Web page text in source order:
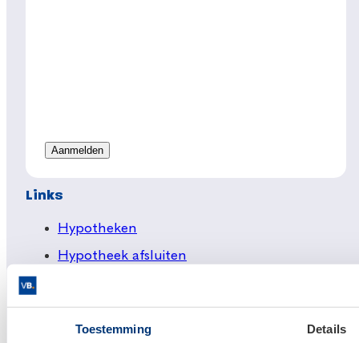
Toestemming Details
Links
Hypotheken
Hypotheek afsluiten
Financieel Advies
Verzekeringsadvies